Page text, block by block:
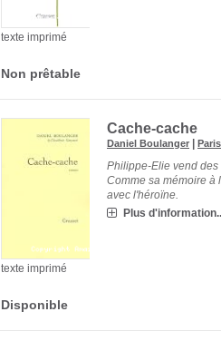
texte imprimé
Non prêtable
texte imprimé
Cache-cache
Daniel Boulanger |
Philippe-Elie vend
Comme sa mémoire à
avec l'héroïne.
Plus
Disponible